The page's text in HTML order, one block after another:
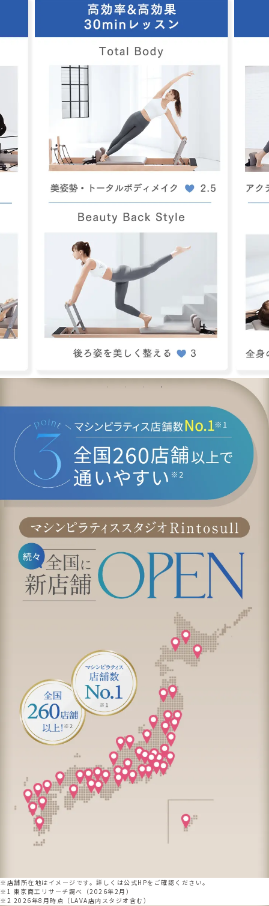
※店舗所在地はイメージです。詳しくは公式HPをご確認ください。
※1 東京商工リサーチ調べ（2026年2月）
※2 2026年8月時点（LAVA店内スタジオ含む）